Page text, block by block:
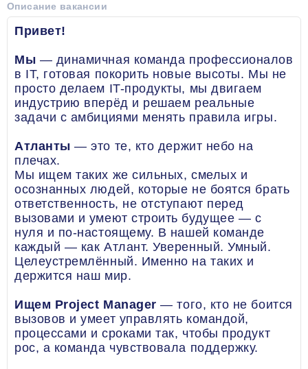
Описание вакансии
Привет!
Мы — динамичная команда профессионалов
в IT, готовая покорить новые высоты. Мы не
просто делаем IT-продукты, мы двигаем
индустрию вперёд и решаем реальные
задачи с амбициями менять правила игры.
Атланты — это те, кто держит небо на
плечах.
Мы ищем таких же сильных, смелых и
осознанных людей, которые не боятся брать
ответственность, не отступают перед
вызовами и умеют строить будущее — с
нуля и по-настоящему. В нашей команде
каждый — как Атлант. Уверенный. Умный.
Целеустремлённый. Именно на таких и
держится наш мир.
Ищем Project Manager — того, кто не боится
вызовов и умеет управлять командой,
процессами и сроками так, чтобы продукт
рос, а команда чувствовала поддержку.